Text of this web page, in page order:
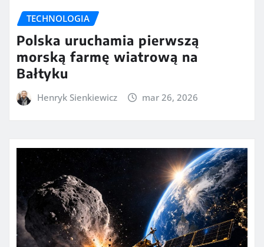
TECHNOLOGIA
Polska uruchamia pierwszą
morską farmę wiatrową na
Bałtyku
Henryk Sienkiewicz mar 26, 2026